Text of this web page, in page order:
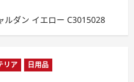
ルダン イエロー C3015028
リア 日用品